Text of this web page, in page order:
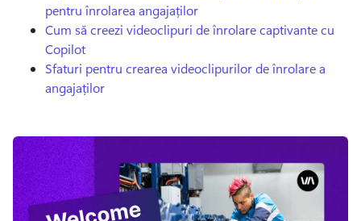
pentru înrolarea angajaților
Cum să creezi videoclipuri de înrolare captivante cu
Copilot
Sfaturi pentru crearea videoclipurilor de înrolare a
angajaților